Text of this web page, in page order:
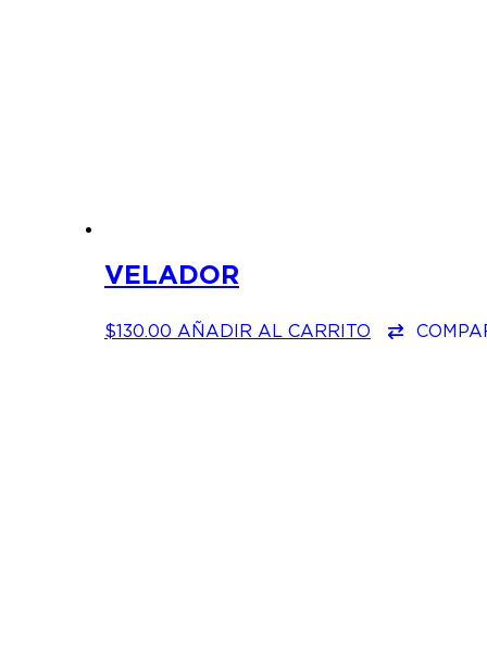
VELADOR
$130.00 AÑADIR AL CARRITO